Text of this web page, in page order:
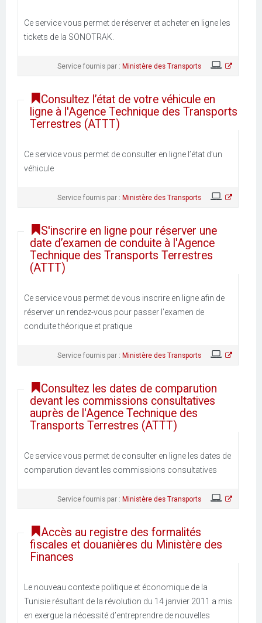
Ce service vous permet de réserver et acheter en ligne les
tickets de la SONOTRAK.
Service fournis par : Ministère des Transports
Consultez l’état de votre véhicule en
ligne à l'Agence Technique des Transports
Terrestres (ATTT)
Ce service vous permet de consulter en ligne l’état d’un
véhicule
Service fournis par : Ministère des Transports
S'inscrire en ligne pour réserver une
date d’examen de conduite à l'Agence
Technique des Transports Terrestres
(ATTT)
Ce service vous permet de vous inscrire en ligne afin de
réserver un rendez-vous pour passer l’examen de
conduite théorique et pratique
Service fournis par : Ministère des Transports
Consultez les dates de comparution
devant les commissions consultatives
auprès de l'Agence Technique des
Transports Terrestres (ATTT)
Ce service vous permet de consulter en ligne les dates de
comparution devant les commissions consultatives
Service fournis par : Ministère des Transports
Accès au registre des formalités
fiscales et douanières du Ministère des
Finances
Le nouveau contexte politique et économique de la
Tunisie résultant de la révolution du 14 janvier 2011 a mis
en exergue la nécessité d’entreprendre de nouvelles